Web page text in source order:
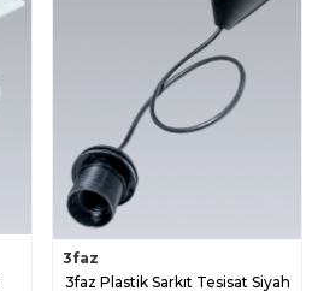
3faz
3faz Plastik Sarkıt Tesisat Siyah